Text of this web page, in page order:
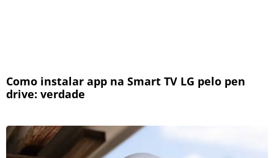
Como instalar app na Smart TV LG pelo pen
drive: verdade